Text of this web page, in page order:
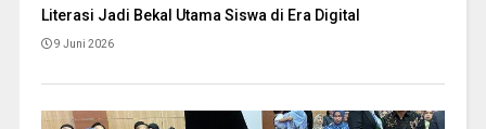
Literasi Jadi Bekal Utama Siswa di Era Digital
9 Juni 2026